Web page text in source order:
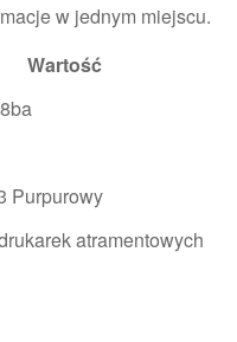
w jednym miejscu.
Wartość
Purpurowy
atramentowych